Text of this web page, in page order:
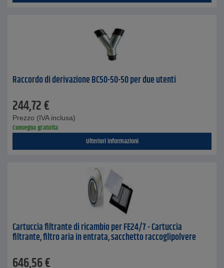
Raccordo di derivazione BC50-50-50 per due utenti
244,72€
Prezzo (IVA inclusa)
Consegna gratuita
Ulteriori informazioni
Cartuccia filtrante di ricambio per FE24/7 - Cartuccia
filtrante, filtro aria in entrata, sacchetto raccoglipolvere
646,56€